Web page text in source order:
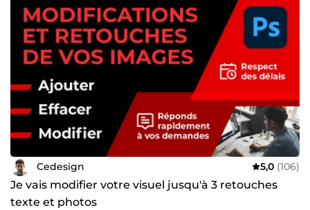
Cedesign 5,0 (106)
Je vais modifier votre visuel jusqu'à 3 retouches
texte et photos